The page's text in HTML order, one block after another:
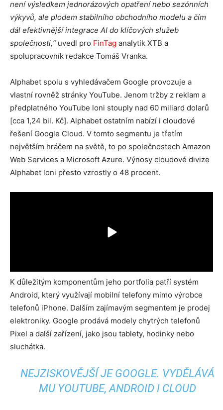
není výsledkem jednorázových opatření nebo sezónních
výkyvů, ale plodem stabilního obchodního modelu a čím
dál efektivnější integrace AI do klíčových služeb
společnosti,“ uvedl pro FinTag analytik XTB a
spolupracovník redakce Tomáš Vranka.
Alphabet spolu s vyhledávačem Google provozuje a
vlastní rovněž stránky YouTube. Jenom tržby z reklam a
předplatného YouTube loni stouply nad 60 miliard dolarů
[cca 1,24 bil. Kč]. Alphabet ostatním nabízí i cloudové
řešení Google Cloud. V tomto segmentu je třetím
největším hráčem na světě, to po společnostech Amazon
Web Services a Microsoft Azure. Výnosy cloudové divize
Alphabet loni přesto vzrostly o 48 procent.
K důležitým komponentům jeho portfolia patří systém
Android, který využívají mobilní telefony mimo výrobce
telefonů iPhone. Dalším zajímavým segmentem je prodej
elektroniky. Google prodává modely chytrých telefonů
Pixel a další zařízení, jako jsou tablety, hodinky nebo
sluchátka.
NEJZISKOVĚJŠÍ JE GOOGLE. VYDĚLÁVÁ
MU YOUTUBE, ANDROID I CLOUD